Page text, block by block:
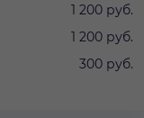
1 200 руб.
1 200 руб.
300 руб.